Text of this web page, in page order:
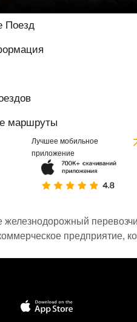
Поезд
маршруты
Лучшее мобильное
приложение
предприятие,